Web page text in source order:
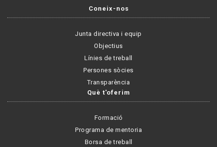
Coneix-nos
Junta directiva i equip
Objectius
Línies de treball
Persones sòcies
Transparència
Què t'oferim
Formació
Programa de mentoria
Borsa de treball